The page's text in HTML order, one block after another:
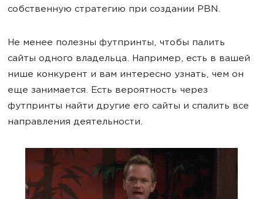
собственную стратегию при создании PBN.
Не менее полезны футпринты, чтобы палить
сайты одного владельца. Например, есть в вашей
нише конкурент и вам интересно узнать, чем он
еще занимается. Есть вероятность через
футпринты найти другие его сайты и спалить все
направления деятельности.